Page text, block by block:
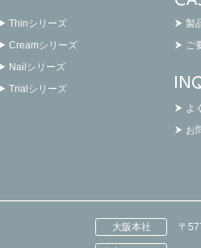
Thinシリーズ
Creamシリーズ
Nailシリーズ
Trialシリーズ
製
ご
よ
お
大阪本社 〒